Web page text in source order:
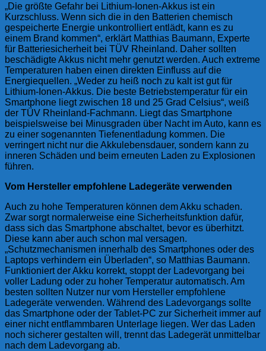
„Die größte Gefahr bei Lithium-Ionen-Akkus ist ein
Kurzschluss. Wenn sich die in den Batterien chemisch
gespeicherte Energie unkontrolliert entlädt, kann es zu
einem Brand kommen“, erklärt Matthias Baumann, Experte
für Batteriesicherheit bei TÜV Rheinland. Daher sollten
beschädigte Akkus nicht mehr genutzt werden. Auch extreme
Temperaturen haben einen direkten Einfluss auf die
Energiequellen. „Weder zu heiß noch zu kalt ist gut für
Lithium-Ionen-Akkus. Die beste Betriebstemperatur für ein
Smartphone liegt zwischen 18 und 25 Grad Celsius“, weiß
der TÜV Rheinland-Fachmann. Liegt das Smartphone
beispielsweise bei Minusgraden über Nacht im Auto, kann es
zu einer sogenannten Tiefenentladung kommen. Die
verringert nicht nur die Akkulebensdauer, sondern kann zu
inneren Schäden und beim erneuten Laden zu Explosionen
führen.
Vom Hersteller empfohlene Ladegeräte verwenden
Auch zu hohe Temperaturen können dem Akku schaden.
Zwar sorgt normalerweise eine Sicherheitsfunktion dafür,
dass sich das Smartphone abschaltet, bevor es überhitzt.
Diese kann aber auch schon mal versagen.
„Schutzmechanismen innerhalb des Smartphones oder des
Laptops verhindern ein Überladen“, so Matthias Baumann.
Funktioniert der Akku korrekt, stoppt der Ladevorgang bei
voller Ladung oder zu hoher Temperatur automatisch. Am
besten sollten Nutzer nur vom Hersteller empfohlene
Ladegeräte verwenden. Während des Ladevorgangs sollte
das Smartphone oder der Tablet-PC zur Sicherheit immer auf
einer nicht entflammbaren Unterlage liegen. Wer das Laden
noch sicherer gestalten will, trennt das Ladegerät unmittelbar
nach dem Ladevorgang ab.